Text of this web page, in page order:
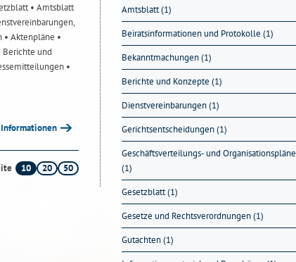
• Amtsblatt
• Aktenpläne •
Berichte und
•
10 20 50
Amtsblatt (1)
Beiratsinformationen und Protokolle (1)
Bekanntmachungen (1)
Berichte und Konzepte (1)
Dienstvereinbarungen (1)
Gerichtsentscheidungen (1)
Geschäftsverteilungs- und Organisationspläne
(1)
Gesetzblatt (1)
Gesetze und Rechtsverordnungen (1)
Gutachten (1)